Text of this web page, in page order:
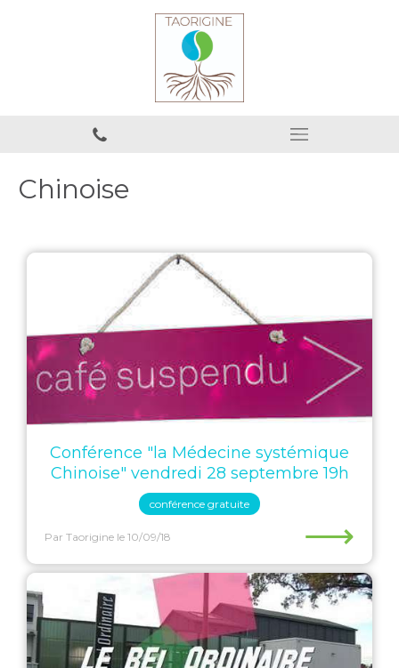
Chinoise
Conférence "la Médecine systémique
Chinoise" vendredi 28 septembre 19h
conférence gratuite
Par Taorigine le 10/09/18 ⟶